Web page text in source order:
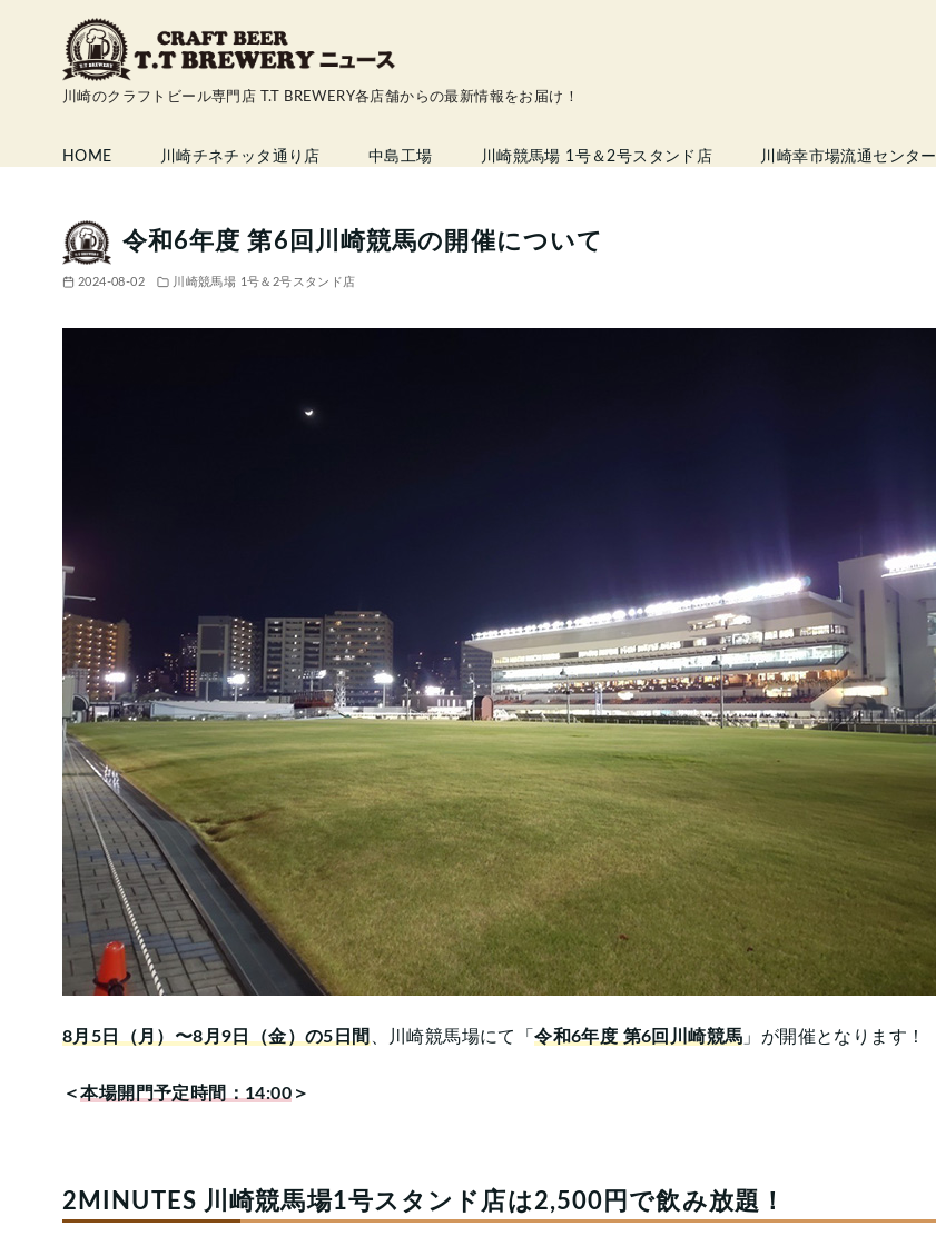
へ
川崎のクラフトビール専門店 T.T BREWERY各店舗からの最新情報をお届け！
HOME 川崎チネチッタ通り店 中島工場 川崎競馬場 1号＆2号スタンド店 川崎幸市場流通センター
令和6年度 第6回川崎競馬の開催について
2024-08-02 川崎競馬場 1号＆2号スタンド店
8月5日（月）〜8月9日（金）の5日間、川崎競馬場にて「令和6年度 第6回川崎競馬 」が開催となります！
＜本場開門予定時間：14:00 ＞
2MINUTES 川崎競馬場1号スタンド店は2,500円で飲み放題！